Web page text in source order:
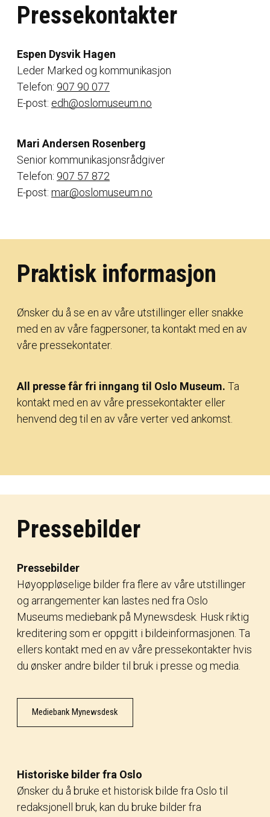
Pressekontakter
Espen Dysvik Hagen
Leder Marked og kommunikasjon
Telefon: 907 90 077
E-post: edh@oslomuseum.no
Mari Andersen Rosenberg
Senior kommunikasjonsrådgiver
Telefon: 907 57 872
E-post: mar@oslomuseum.no
Praktisk informasjon
Ønsker du å se en av våre utstillinger eller snakke
med en av våre fagpersoner, ta kontakt med en av
våre pressekontater.
All presse får fri inngang til Oslo Museum. Ta
kontakt med en av våre pressekontakter eller
henvend deg til en av våre verter ved ankomst.
Pressebilder
Pressebilder
Høyoppløselige bilder fra flere av våre utstillinger
og arrangementer kan lastes ned fra Oslo
Museums mediebank på Mynewsdesk. Husk riktig
kreditering som er oppgitt i bildeinformasjonen. Ta
ellers kontakt med en av våre pressekontakter hvis
du ønsker andre bilder til bruk i presse og media.
Mediebank Mynewsdesk
Historiske bilder fra Oslo
Ønsker du å bruke et historisk bilde fra Oslo til
redaksjonell bruk, kan du bruke bilder fra